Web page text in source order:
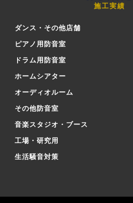
施工実績
ダンス・その他店舗
ピアノ用防音室
ドラム用防音室
ホームシアター
オーディオルーム
その他防音室
音楽スタジオ・ブース
工場・研究用
生活騒音対策